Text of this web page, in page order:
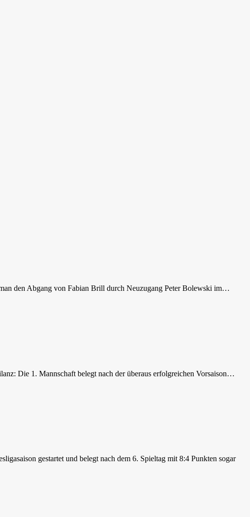
den Abgang von Fabian Brill durch Neuzugang Peter Bolewski im…
Die 1. Mannschaft belegt nach der überaus erfolgreichen Vorsaison…
gestartet und belegt nach dem 6. Spieltag mit 8:4 Punkten sogar